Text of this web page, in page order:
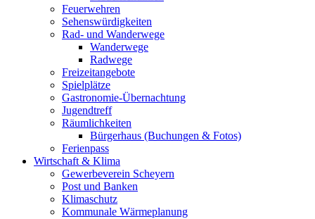
Feuerwehren
Sehenswürdigkeiten
Rad- und Wanderwege
Wanderwege
Radwege
Freizeitangebote
Spielplätze
Gastronomie-Übernachtung
Jugendtreff
Räumlichkeiten
Bürgerhaus (Buchungen & Fotos)
Ferienpass
Wirtschaft & Klima
Gewerbeverein Scheyern
Post und Banken
Klimaschutz
Kommunale Wärmeplanung